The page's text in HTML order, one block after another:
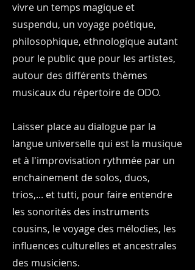
vivre un temps magique et
suspendu, un voyage poétique,
philosophique, ethnologique autant
pour le public que pour les artistes,
autour des différents thèmes
musicaux du répertoire de ODO.
Laisser place au dialogue par la
langue universelle qui est la musique
et à l'improvisation rythmée par un
enchainement de solos, duos,
trios,... et tutti, pour faire entendre
les sonorités des instruments
cousins, le voyage des mélodies, les
influences culturelles et ancestrales
des musiciens. ​